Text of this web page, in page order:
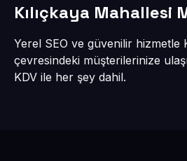
Kılıçkaya Mahallesi
Yerel SEO ve güvenilir hizmetle
çevresindeki müşterilerinize
KDV ile her şey dahil.